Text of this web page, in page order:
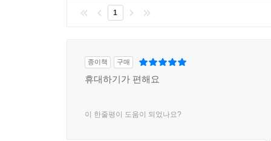
1
종이책 구매
휴대하기가 편해요
이 한줄평이 도움이 되었나요?